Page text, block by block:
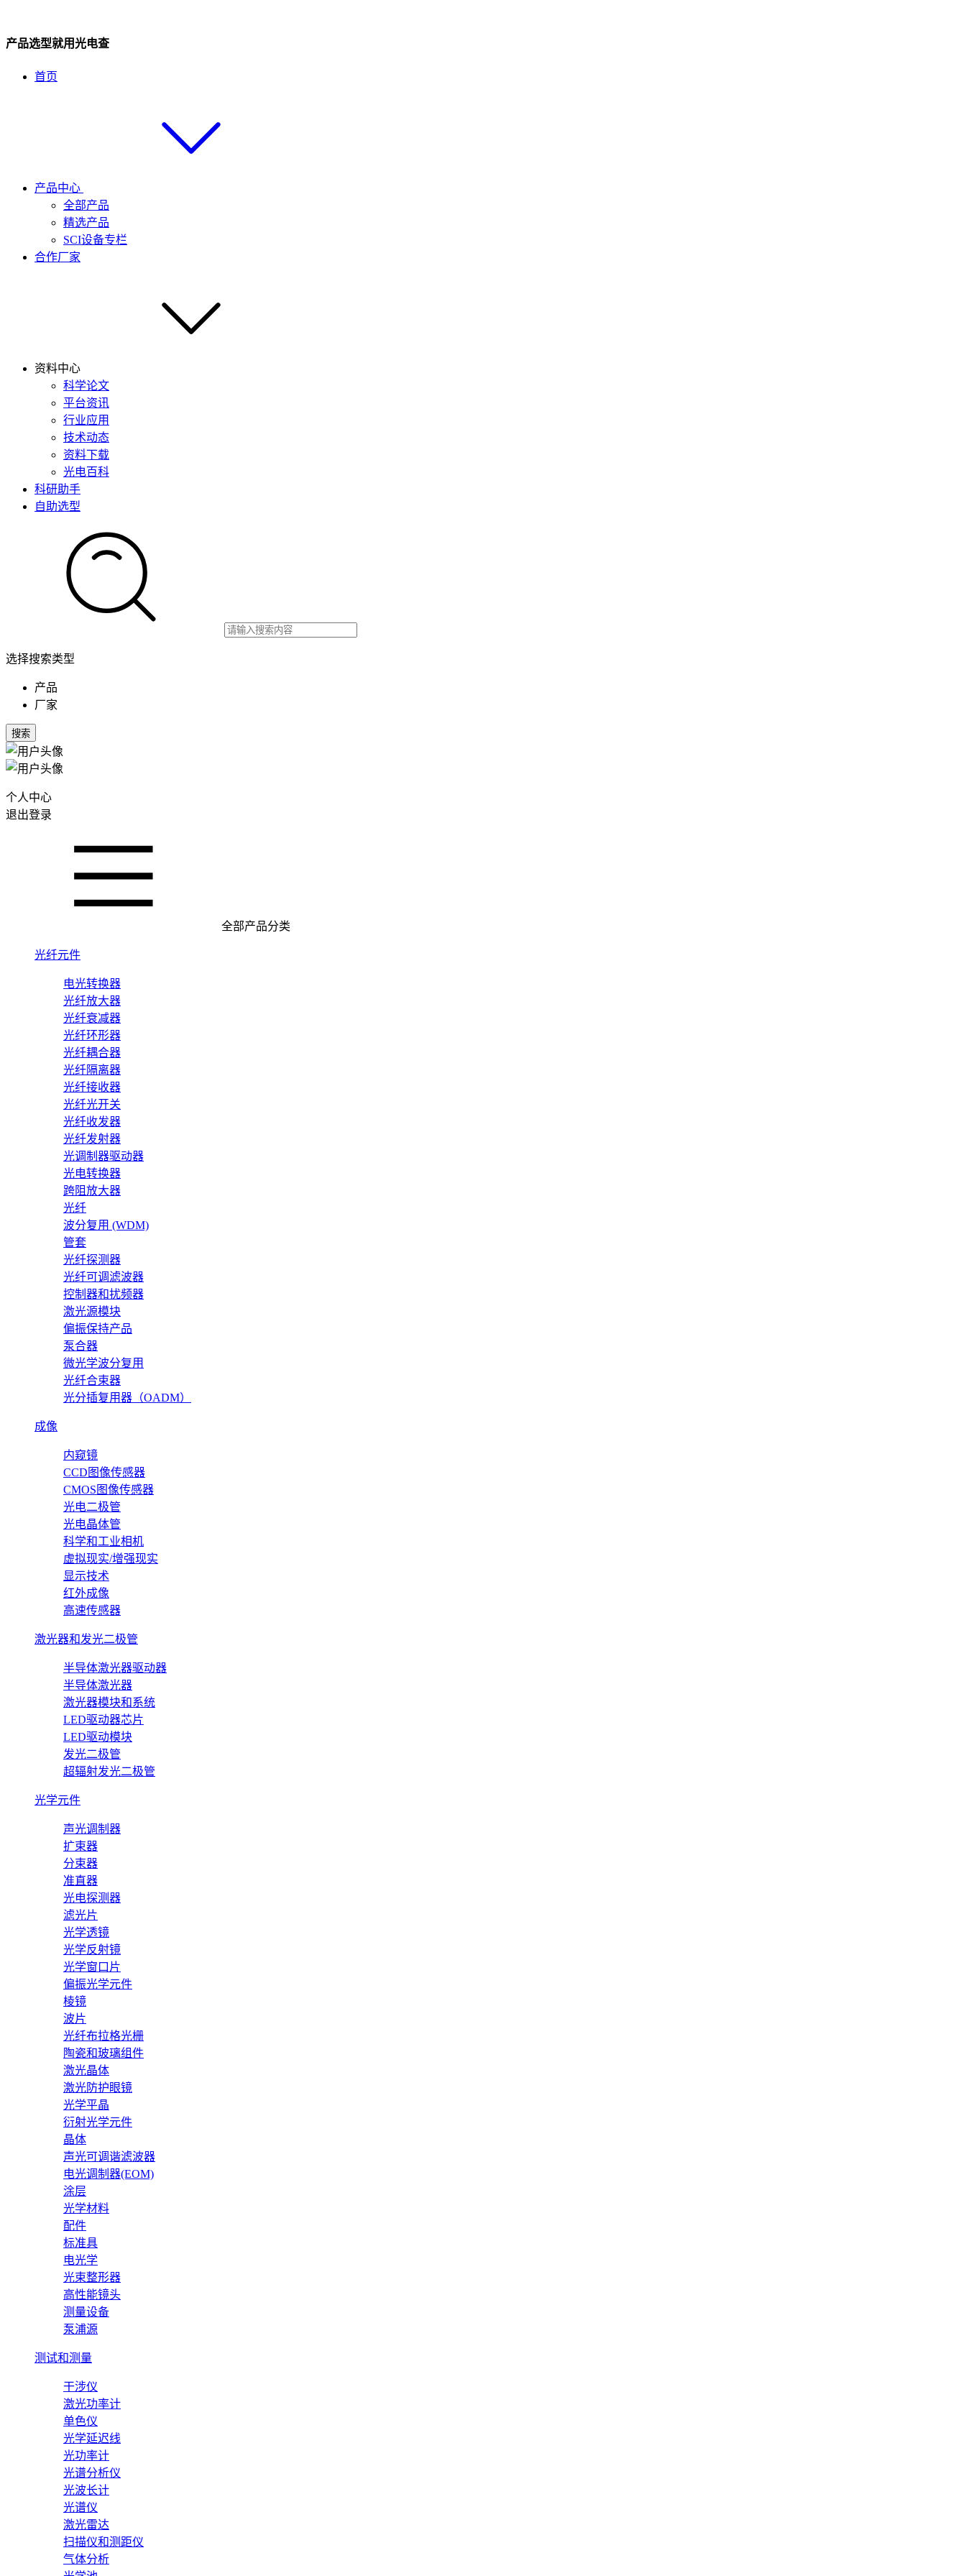
产品选型就用光电查
首页
产品中心
全部产品
精选产品
SCI设备专栏
合作厂家
资料中心
科学论文
平台资讯
行业应用
技术动态
资料下载
光电百科
科研助手
自助选型
选择搜索类型
产品
厂家
搜索
个人中心
退出登录
全部产品分类
光纤元件
电光转换器
光纤放大器
光纤衰减器
光纤环形器
光纤耦合器
光纤隔离器
光纤接收器
光纤光开关
光纤收发器
光纤发射器
光调制器驱动器
光电转换器
跨阻放大器
光纤
波分复用 (WDM)
管套
光纤探测器
光纤可调滤波器
控制器和扰频器
激光源模块
偏振保持产品
泵合器
微光学波分复用
光纤合束器
光分插复用器（OADM）
成像
内窥镜
CCD图像传感器
CMOS图像传感器
光电二极管
光电晶体管
科学和工业相机
虚拟现实/增强现实
显示技术
红外成像
高速传感器
激光器和发光二极管
半导体激光器驱动器
半导体激光器
激光器模块和系统
LED驱动器芯片
LED驱动模块
发光二极管
超辐射发光二极管
光学元件
声光调制器
扩束器
分束器
准直器
光电探测器
滤光片
光学透镜
光学反射镜
光学窗口片
偏振光学元件
棱镜
波片
光纤布拉格光栅
陶瓷和玻璃组件
激光晶体
激光防护眼镜
光学平晶
衍射光学元件
晶体
声光可调谐滤波器
电光调制器(EOM)
涂层
光学材料
配件
标准具
电光学
光束整形器
高性能镜头
测量设备
泵浦源
测试和测量
干涉仪
激光功率计
单色仪
光学延迟线
光功率计
光谱分析仪
光波长计
光谱仪
激光雷达
扫描仪和测距仪
气体分析